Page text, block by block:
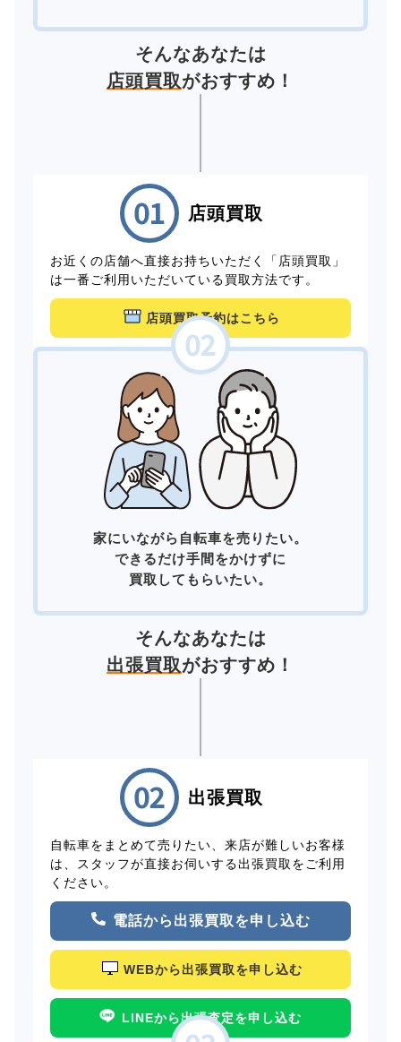
そんなあなたは
店頭買取がおすすめ！
店頭買取
お近くの店舗へ直接お持ちいただく「店頭買取」
は一番ご利用いただいている買取方法です。
店頭買取予約はこちら
家にいながら自転車を売りたい。
できるだけ手間をかけずに
買取してもらいたい。
そんなあなたは
出張買取がおすすめ！
出張買取
自転車をまとめて売りたい、来店が難しいお客様
は、スタッフが直接お伺いする出張買取をご利用
ください。
電話から出張買取を申し込む
WEBから出張買取を申し込む
LINEから出張査定を申し込む